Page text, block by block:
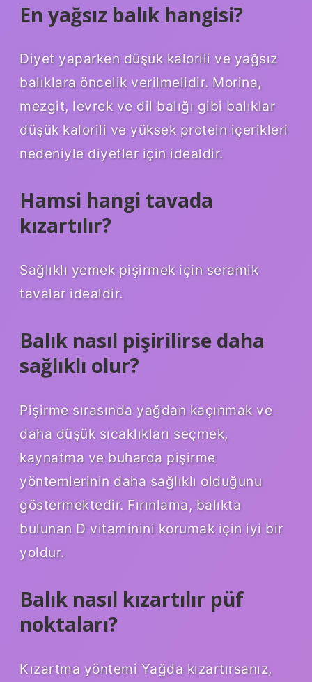
En yağsız balık hangisi?
Diyet yaparken düşük kalorili ve yağsız
balıklara öncelik verilmelidir. Morina,
mezgit, levrek ve dil balığı gibi balıklar
düşük kalorili ve yüksek protein içerikleri
nedeniyle diyetler için idealdir.
Hamsi hangi tavada
kızartılır?
Sağlıklı yemek pişirmek için seramik
tavalar idealdir.
Balık nasıl pişirilirse daha
sağlıklı olur?
Pişirme sırasında yağdan kaçınmak ve
daha düşük sıcaklıkları seçmek,
kaynatma ve buharda pişirme
yöntemlerinin daha sağlıklı olduğunu
göstermektedir. Fırınlama, balıkta
bulunan D vitaminini korumak için iyi bir
yoldur.
Balık nasıl kızartılır püf
noktaları?
Kızartma yöntemi Yağda kızartırsanız,